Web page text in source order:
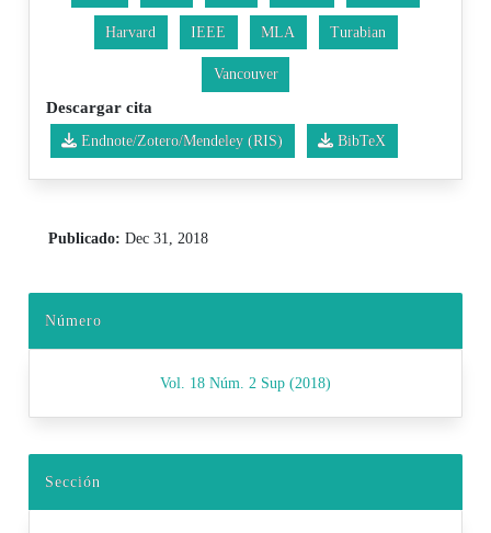
Harvard IEEE MLA Turabian
Vancouver
Descargar cita
Endnote/Zotero/Mendeley (RIS) BibTeX
Publicado: Dec 31, 2018
Número
Vol. 18 Núm. 2 Sup (2018)
Sección